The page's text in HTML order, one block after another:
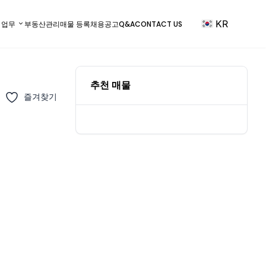
무 부동산관리매물 등록채용공고Q&ACONTACT US KR
즐겨찾기
추천 매물